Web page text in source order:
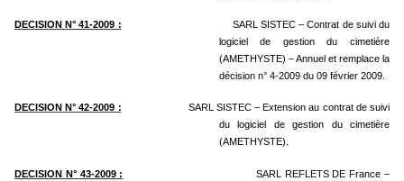
DECISION N° 41-2009 :
SARL SISTEC – Contrat de suivi du
logiciel de gestion du cimetière
(AMETHYSTE) – Annuel et remplace la
décision n° 4-2009 du 09 février 2009.
DECISION N° 42-2009 :
SARL SISTEC – Extension au contrat de suivi
du logiciel de gestion du cimetière
(AMETHYSTE).
DECISION N° 43-2009 :
SARL REFLETS DE France –